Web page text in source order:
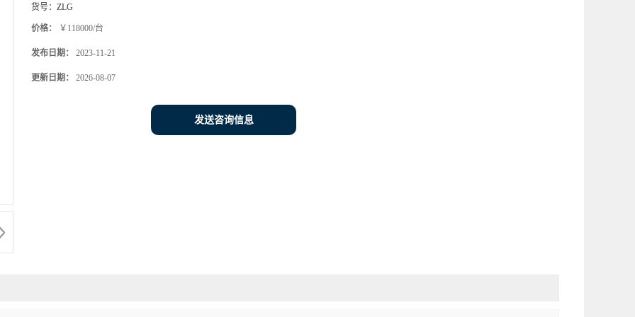
货号： ZLG
价格： ￥118000/台
发布日期： 2023-11-21
更新日期： 2026-08-07
发送咨询信息